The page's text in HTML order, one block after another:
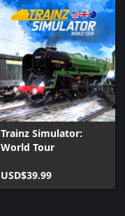
Trainz Simulator:
World Tour
USD$39.99